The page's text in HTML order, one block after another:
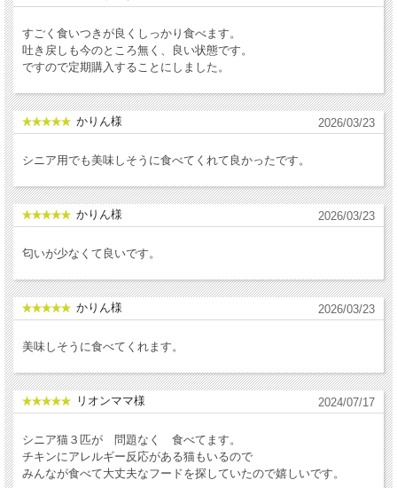
すごく食いつきが良くしっかり食べます。
吐き戻しも今のところ無く、良い状態です。
ですので定期購入することにしました。
かりん様 2026/03/23
シニア用でも美味しそうに食べてくれて良かったです。
かりん様 2026/03/23
匂いが少なくて良いです。
かりん様 2026/03/23
美味しそうに食べてくれます。
リオンママ様 2024/07/17
シニア猫３匹が 問題なく 食べてます。
チキンにアレルギー反応がある猫もいるので
みんなが食べて大丈夫なフードを探していたので嬉しいです。